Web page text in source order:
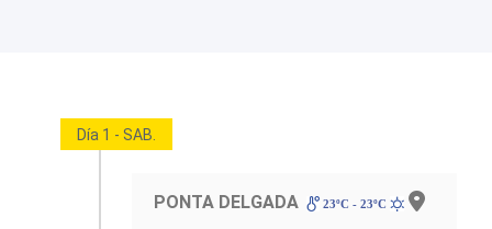
Día 1 - SAB.
PONTA DELGADA 23ºC - 23ºC